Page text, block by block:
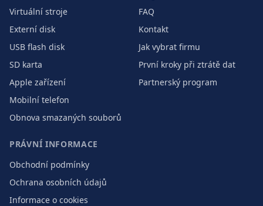
Virtuální stroje
Externí disk
USB flash disk
SD karta
Apple zařízení
Mobilní telefon
Obnova smazaných souborů
FAQ
Kontakt
Jak vybrat firmu
První kroky při ztrátě dat
Partnerský program
PRÁVNÍ INFORMACE
Obchodní podmínky
Ochrana osobních údajů
Informace o cookies